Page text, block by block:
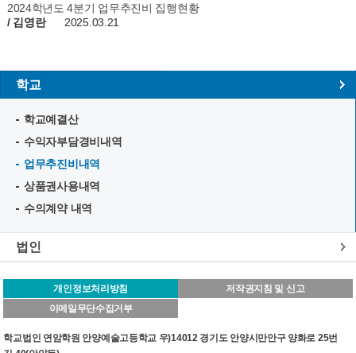
2024학년도 4분기 업무추진비 집행현황
/ 김영란
2025.03.21
학교
학교예결산
수익자부담경비내역
업무추진비내역
상품권사용내역
수의계약 내역
법인
개인정보처리방침 저작권지침 및 신고
이메일무단수집거부
학교법인 연암학원 안양예술고등학교 우)14012 경기도 안양시만안구 양화로 25번